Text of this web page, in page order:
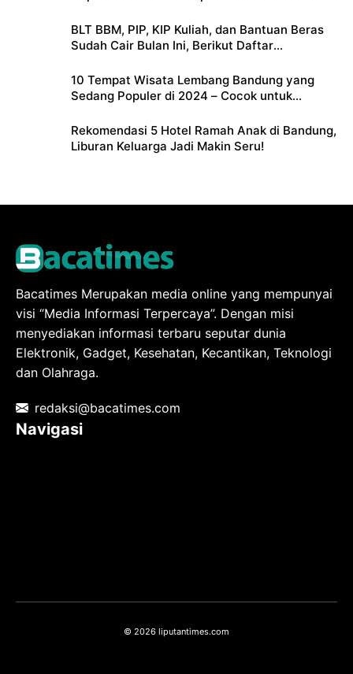
BLT BBM, PIP, KIP Kuliah, dan Bantuan Beras
Sudah Cair Bulan Ini, Berikut Daftar
10 Tempat Wisata Lembang Bandung yang
Sedang Populer di 2024 – Cocok untuk
Rekomendasi 5 Hotel Ramah Anak di Bandung,
Liburan Keluarga Jadi Makin Seru!
Bacatimes Merupakan media online yang mempunyai
visi “Media Informasi Terpercaya”. Dengan misi
menyediakan informasi terbaru seputar dunia
Elektronik, Gadget, Kesehatan, Kecantikan, Teknologi
dan Olahraga.
redaksi@bacatimes.com
Navigasi
© 2026 liputantimes.com